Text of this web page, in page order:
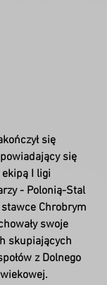
się
się
I ligi
- Polonią-Stal
Chrobrym
swoje
skupiających
z Dolnego